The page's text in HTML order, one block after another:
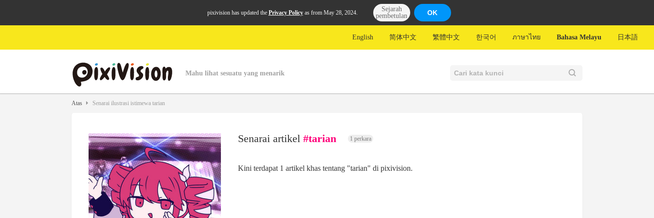
pixivision has updated the Privacy Policyas from May 28, 2024.
Sejarah
pembetulan
OK
English 简体中文 繁體中文 한국어 ภาษาไทย Bahasa Melayu 日本語
Mahu lihat sesuatu yang menarik
Atas Senarai ilustrasi istimewa tarian
Senarai artikel #tarian 1 perkara
Kini terdapat 1 artikel khas tentang "tarian" di pixivision.